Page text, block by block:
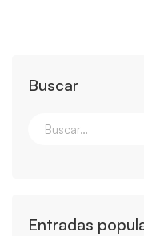
Buscar
Entradas